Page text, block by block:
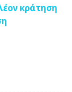
κράτηση